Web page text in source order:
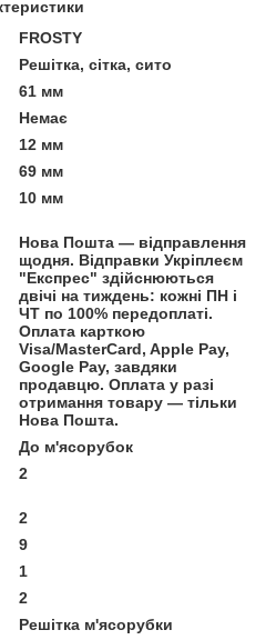
FROSTY
Решітка, сітка, сито
61 мм
Немає
12 мм
69 мм
10 мм
Нова Пошта — відправлення
щодня. Відправки Укріплеєм
"Експрес" здійснюються
двічі на тиждень: кожні ПН і
ЧТ по 100% передоплаті.
Оплата карткою
Visa/MasterCard, Apple Pay,
Google Pay, завдяки
продавцю. Оплата у разі
отримання товару — тільки
Нова Пошта.
До м'ясорубок
2
2
9
1
2
Решітка м'ясорубки